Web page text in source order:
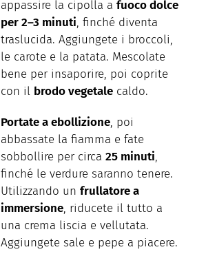
appassire la cipolla a fuoco dolce
per 2–3 minuti, finché diventa
traslucida. Aggiungete i broccoli,
le carote e la patata. Mescolate
bene per insaporire, poi coprite
con il brodo vegetale caldo.
Portate a ebollizione, poi
abbassate la fiamma e fate
sobbollire per circa 25 minuti,
finché le verdure saranno tenere.
Utilizzando un frullatore a
immersione, riducete il tutto a
una crema liscia e vellutata.
Aggiungete sale e pepe a piacere.